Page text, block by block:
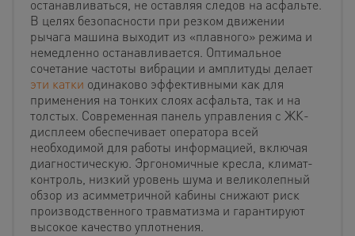
останавливаться, не оставляя следов на асфальте.
В целях безопасности при резком движении
рычага машина выходит из «плавного» режима и
немедленно останавливается. Оптимальное
сочетание частоты вибрации и амплитуды делает
эти катки одинаково эффективными как для
применения на тонких слоях асфальта, так и на
толстых. Современная панель управления с ЖК-
дисплеем обеспечивает оператора всей
необходимой для работы информацией, включая
диагностическую. Эргономичные кресла, климат-
контроль, низкий уровень шума и великолепный
обзор из асимметричной кабины снижают риск
производственного травматизма и гарантируют
высокое качество уплотнения.